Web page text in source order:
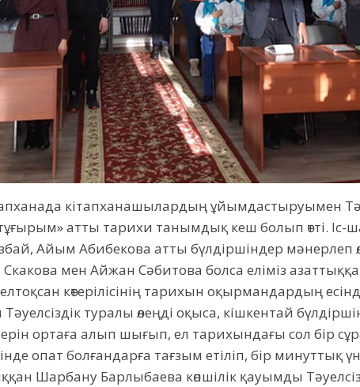
кітапханашылардың ұйымдастыруымен
атты тарихи танымдық кеш болып өтті.
Айым Абибекова атты бүлдіршіндер мәнерлеп
мен Айжан Сәбитова болса еліміз азаттыққа
көтерілісінің тарихын оқырмандардың
туралы өлеңді оқыса, кішкентай
ортаға алып шығып, ел тарихындағы сол бір
опат болғандарға тағзым етіліп, бір минуттық
Шарбану Барлыбаева көпшілік қауымды